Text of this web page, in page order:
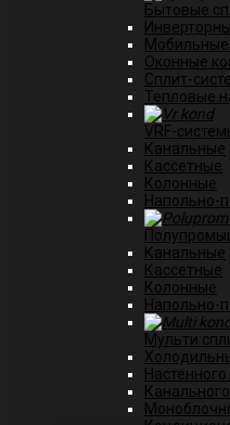
Бытовые
Оконные
Сплит-
Тепловые
VRF-
Канальные
Касcетные
Колонные
Напольно-
Канальные
Кассетные
Колонные
Напольно-
Мульти
Настенного